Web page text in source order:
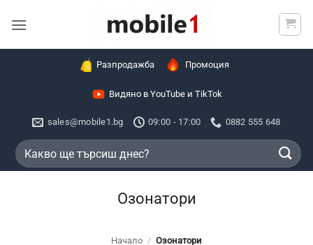
Разпродажба Промоция
Видяно в YouTube и TikTok
sales@mobile1.bg 09:00 - 17:00 0882 555 648
Търсене
за:
Озонатори
Начало / Озонатори